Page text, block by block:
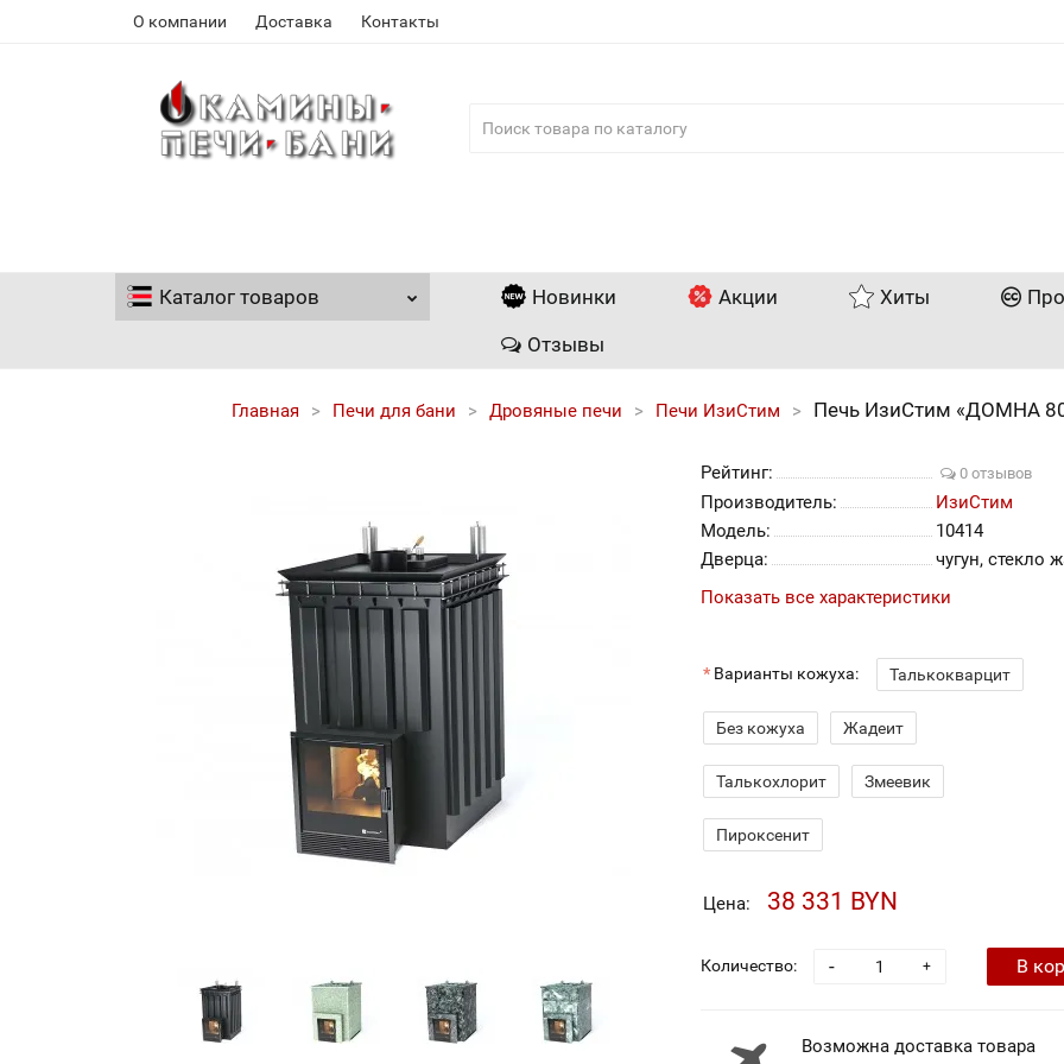
О компании Доставка Контакты
Каталог товаров Новинки Акции Хиты
Отзывы
Главная Печи для бани Дровяные печи Печи ИзиСтим Печь ИзиСтим «ДОМНА
Рейтинг: 0 отзывов
Производитель:
ИзиСтим
Модель:
10414
Дверца:
чугун, стекло
Показать все характеристики
Варианты кожуха: Талькокварцит
Без кожуха Жадеит
Талькохлорит Змеевик
Пироксенит
Цена: 38 331 BYN
Количество: +
- В
Возможна доставка товара